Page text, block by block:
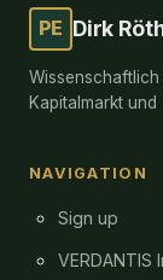
PE Dirk
Kapitalmarkt
NAVIGATION
Sign up
VERDANTIS